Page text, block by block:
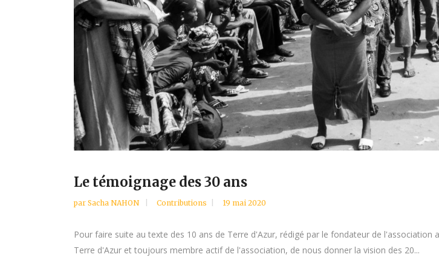
Le témoignage des 30 ans
par Sacha NAHON Contributions 19 mai 2020
Pour faire suite au texte des 10 ans de Terre d'Azur, rédigé par le fondateur de
Terre d'Azur et toujours membre actif de l'association, de nous donner la vision des 20...